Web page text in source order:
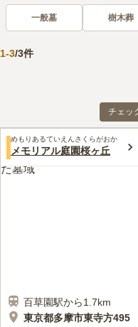
一般墓 樹木葬
1-3/3件
チェッ
めもりあるていえんさくらがおか
メモリアル庭園桜ヶ丘
百草園駅から1.7km
東京都多摩市東寺方495